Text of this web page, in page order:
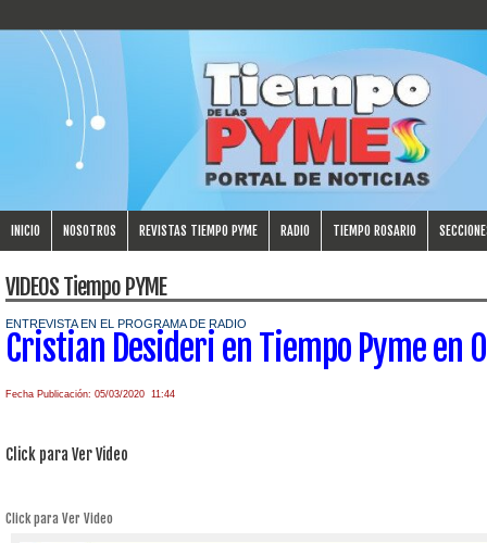
INICIO NOSOTROS REVISTAS TIEMPO PYME RADIO TIEMPO ROSARIO
VIDEOS Tiempo PYME
ENTREVISTA EN EL PROGRAMA DE RADIO
Cristian Desideri en Tiempo Pyme en
Fecha Publicación: 05/03/2020 11:44
Click para Ver Video
Click para Ver Video